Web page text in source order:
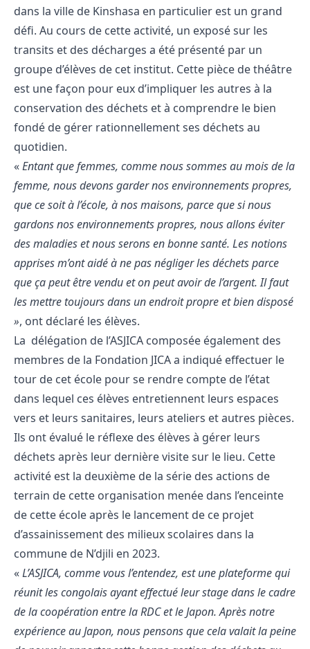
dans la ville de Kinshasa en particulier est un grand
défi. Au cours de cette activité, un exposé sur les
transits et des décharges a été présenté par un
groupe d’élèves de cet institut. Cette pièce de théâtre
est une façon pour eux d’impliquer les autres à la
conservation des déchets et à comprendre le bien
fondé de gérer rationnellement ses déchets au
quotidien.
«Entant que femmes, comme nous sommes au mois de la
femme, nous devons garder nos environnements propres,
que ce soit à l’école, à nos maisons, parce que si nous
gardons nos environnements propres, nous allons éviter
des maladies et nous serons en bonne santé. Les notions
apprises m’ont aidé à ne pas négliger les déchets parce
que ça peut être vendu et on peut avoir de l’argent. Il faut
les mettre toujours dans un endroit propre et bien disposé
», ont déclaré les élèves.
La délégation de l’ASJICA composée également des
membres de la Fondation JICA a indiqué effectuer le
tour de cet école pour se rendre compte de l’état
dans lequel ces élèves entretiennent leurs espaces
vers et leurs sanitaires, leurs ateliers et autres pièces.
Ils ont évalué le réflexe des élèves à gérer leurs
déchets après leur dernière visite sur le lieu. Cette
activité est la deuxième de la série des actions de
terrain de cette organisation menée dans l’enceinte
de cette école après le lancement de ce projet
d’assainissement des milieux scolaires dans la
commune de N’djili en 2023.
«L’ASJICA, comme vous l’entendez, est une plateforme qui
réunit les congolais ayant effectué leur stage dans le cadre
de la coopération entre la RDC et le Japon. Après notre
expérience au Japon, nous pensons que cela valait la peine